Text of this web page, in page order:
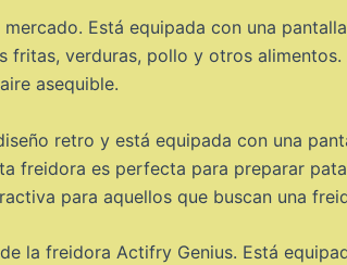
Está equipada con una
verduras, pollo y otros alimentos.
asequible.
retro y está equipada con una
freidora es perfecta para preparar
para aquellos que buscan una
la freidora Actifry Genius. Está